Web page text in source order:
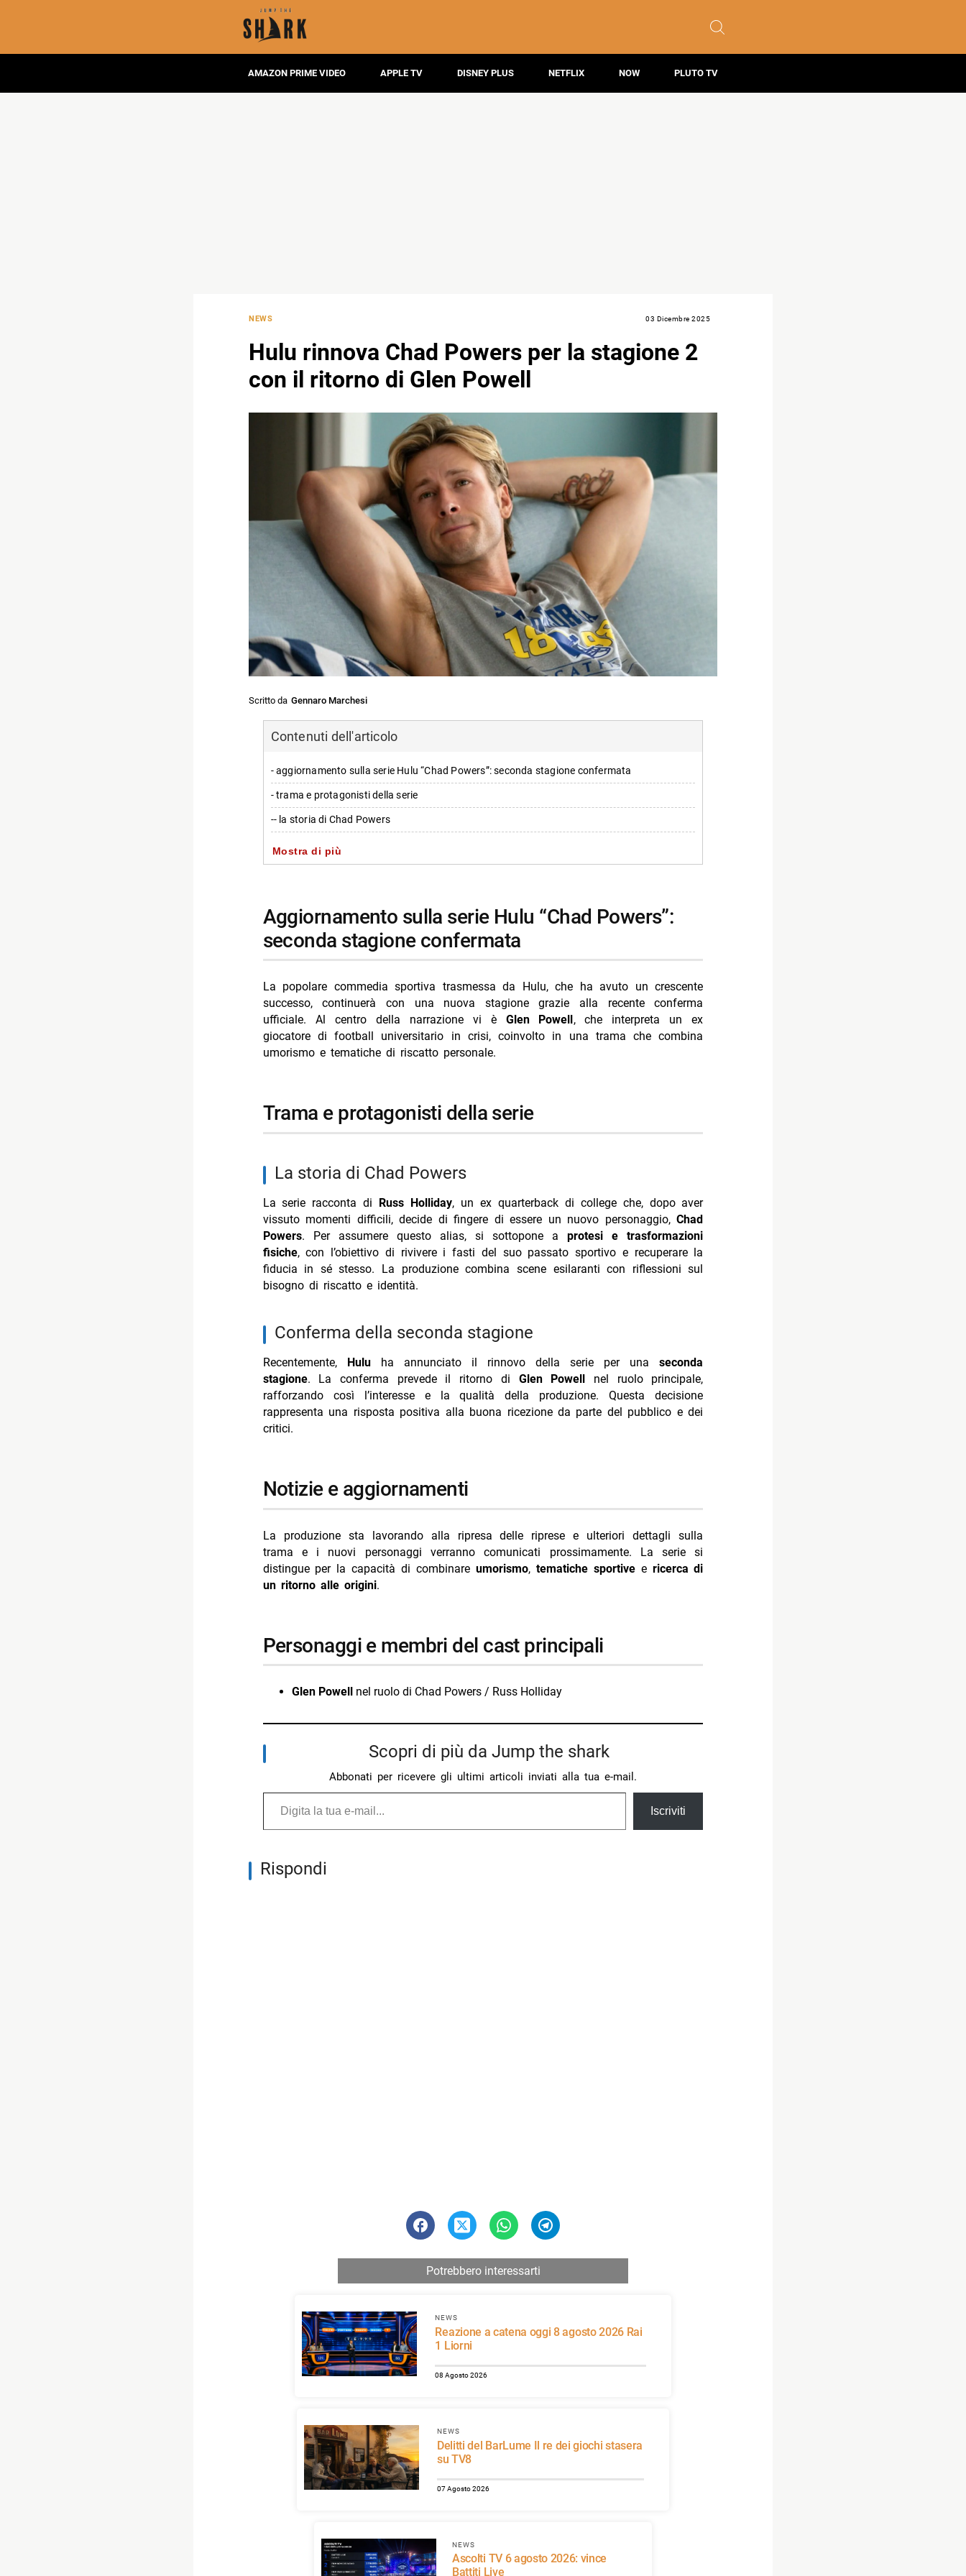
AMAZON PRIME VIDEO APPLE TV DISNEY PLUS NETFLIX NOW PLUTO TV
NEWS 03 Dicembre 2025
Hulu rinnova Chad Powers per la stagione 2
con il ritorno di Glen Powell
Scritto da Gennaro Marchesi
Contenuti dell'articolo
- aggiornamento sulla serie Hulu “Chad Powers”: seconda stagione confermata
- trama e protagonisti della serie
-- la storia di Chad Powers
-- conferma della seconda stagione
- notizie e aggiornamenti
-- Scopri di più da Jump the shark
-- RispondiAnnulla risposta
- Delitti del BarLume Il re dei giochi stasera su TV8
- Ascolti TV 6 agosto 2026: vince Battiti Live
- Un’estate ai Caraibi stasera su Rete 4: trama e cast
Mostra di più
aggiornamento sulla serie Hulu “Chad Powers”:
seconda stagione confermata
La popolare commedia sportiva trasmessa da Hulu, che ha avuto un crescente
successo, continuerà con una nuova stagione grazie alla recente conferma
ufficiale. Al centro della narrazione vi è Glen Powell , che interpreta un ex
giocatore di football universitario in crisi, coinvolto in una trama che combina
umorismo e tematiche di riscatto personale.
trama e protagonisti della serie
la storia di Chad Powers
La serie racconta di Russ Holliday, un ex quarterback di college che, dopo aver
vissuto momenti difficili, decide di fingere di essere un nuovo personaggio,Chad
Powers. Per assumere questo alias, si sottopone aprotesi e trasformazioni
fisiche, con l’obiettivo di rivivere i fasti del suo passato sportivo e recuperare la
fiducia in sé stesso. La produzione combina scene esilaranti con riflessioni sul
bisogno di riscatto e identità.
conferma della seconda stagione
Recentemente, Huluha annunciato il rinnovo della serie per unaseconda
stagione. La conferma prevede il ritorno di Glen Powell nel ruolo principale,
rafforzando così l’interesse e la qualità della produzione. Questa decisione
rappresenta una risposta positiva alla buona ricezione da parte del pubblico e dei
critici.
notizie e aggiornamenti
La produzione sta lavorando alla ripresa delle riprese e ulteriori dettagli sulla
trama e i nuovi personaggi verranno comunicati prossimamente. La serie si
distingue per la capacità di combinare umorismo, tematiche sportivee ricerca di
un ritorno alle origini.
personaggi e membri del cast principali
Glen Powellnel ruolo di Chad Powers / Russ Holliday
Scopri di più da Jump the shark
Abbonati per ricevere gli ultimi articoli inviati alla tua e-mail.
Digita la tua e-mail...
Iscriviti
Rispondi
Potrebbero interessarti
NEWS
Reazione a catena oggi 8 agosto 2026 Rai
1 Liorni
08 Agosto 2026
NEWS
Delitti del BarLume Il re dei giochi stasera
su TV8
07 Agosto 2026
NEWS
Ascolti TV 6 agosto 2026: vince
Battiti Live